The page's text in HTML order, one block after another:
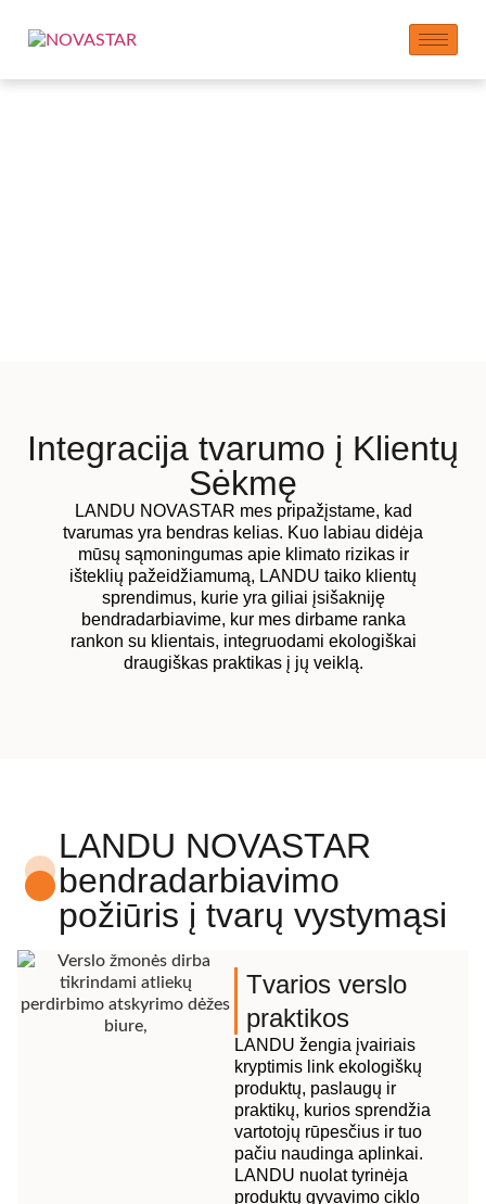
Integracija tvarumo į Klientų
Sėkmę
LANDU NOVASTAR mes pripažįstame, kad
tvarumas yra bendras kelias. Kuo labiau didėja
mūsų sąmoningumas apie klimato rizikas ir
išteklių pažeidžiamumą, LANDU taiko klientų
sprendimus, kurie yra giliai įsišakniję
bendradarbiavime, kur mes dirbame ranka
rankon su klientais, integruodami ekologiškai
draugiškas praktikas į jų veiklą.
LANDU NOVASTAR
bendradarbiavimo
požiūris į tvarų vystymąsi
Tvarios verslo
praktikos
LANDU žengia įvairiais
kryptimis link ekologiškų
produktų, paslaugų ir
praktikų, kurios sprendžia
vartotojų rūpesčius ir tuo
pačiu naudinga aplinkai.
LANDU nuolat tyrinėja
produktų gyvavimo ciklo